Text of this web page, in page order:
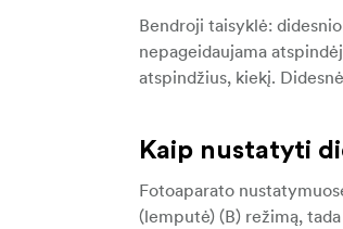
Bendroji taisyklė:
nepageidaujama
atspindžius, kiekį.
Kaip nustatyti
Fotoaparato
(lemputė) (B) režimą,